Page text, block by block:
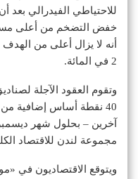
للاحتياطي الفيدرالي بعد
أنه لا يزال أعلى من الهدف
2 في المائة.
وتقوم العقود الآجلة
40 نقطة أساس إضافية
آخرين – بحلول شهر
مجموعة لندن للاقتصاد
ويتوقع الاقتصاديون في